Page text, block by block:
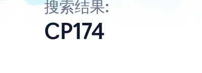
搜索结果:
CP174